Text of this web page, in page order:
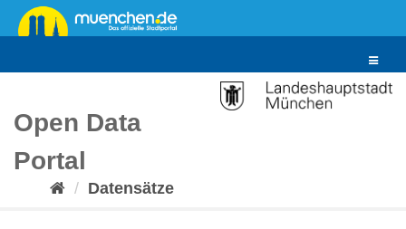
Überspringen
zum
Toggle
Open Data
Portal
Datensätze